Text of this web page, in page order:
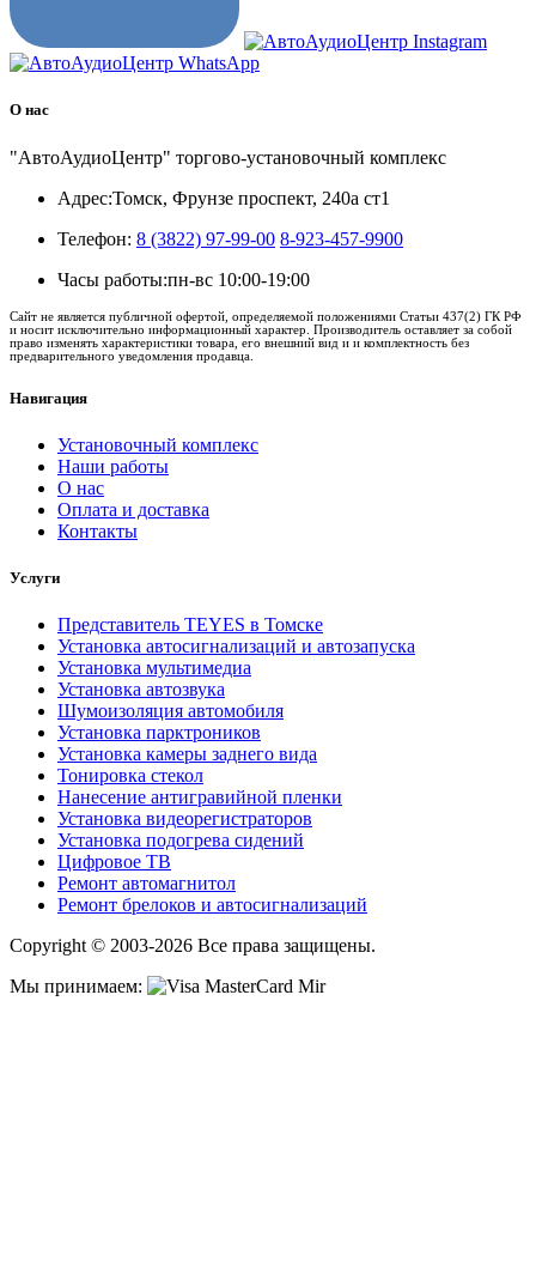
О нас
"АвтоАудиоЦентр" торгово-установочный комплекс
Адрес:Томск, Фрунзе проспект, 240а ст1
Телефон: 8 (3822) 97-99-00 8-923-457-9900
Часы работы:пн-вс 10:00-19:00
Сайт не является публичной офертой, определяемой положениями Статьи 437(2) ГК РФ
и носит исключительно информационный характер. Производитель оставляет за собой
право изменять характеристики товара, его внешний вид и и комплектность без
предварительного уведомления продавца.
Навигация
Установочный комплекс
Наши работы
О нас
Оплата и доставка
Контакты
Услуги
Представитель TEYES в Томске
Установка автосигнализаций и автозапуска
Установка мультимедиа
Установка автозвука
Шумоизоляция автомобиля
Установка парктроников
Установка камеры заднего вида
Тонировка стекол
Нанесение антигравийной пленки
Установка видеорегистраторов
Установка подогрева сидений
Цифровое ТВ
Ремонт автомагнитол
Ремонт брелоков и автосигнализаций
Copyright © 2003-2026 Все права защищены.
Мы принимаем: